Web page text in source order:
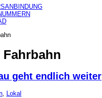
Fahrbahn
geht endlich weiter
, Lokal